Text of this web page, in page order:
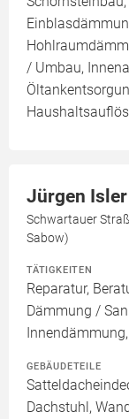
/ Umbau,
Jürgen
Schwartauer
Sabow)
TÄTIGKEITEN
Reparatur,
Dämmung /
GEBÄUDETEILE
Dachstuhl,